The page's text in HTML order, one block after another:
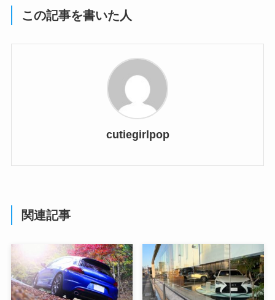
この記事を書いた人
cutiegirlpop
関連記事